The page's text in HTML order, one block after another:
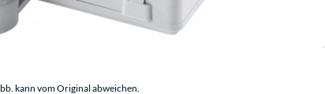
kann vom Original abweichen.